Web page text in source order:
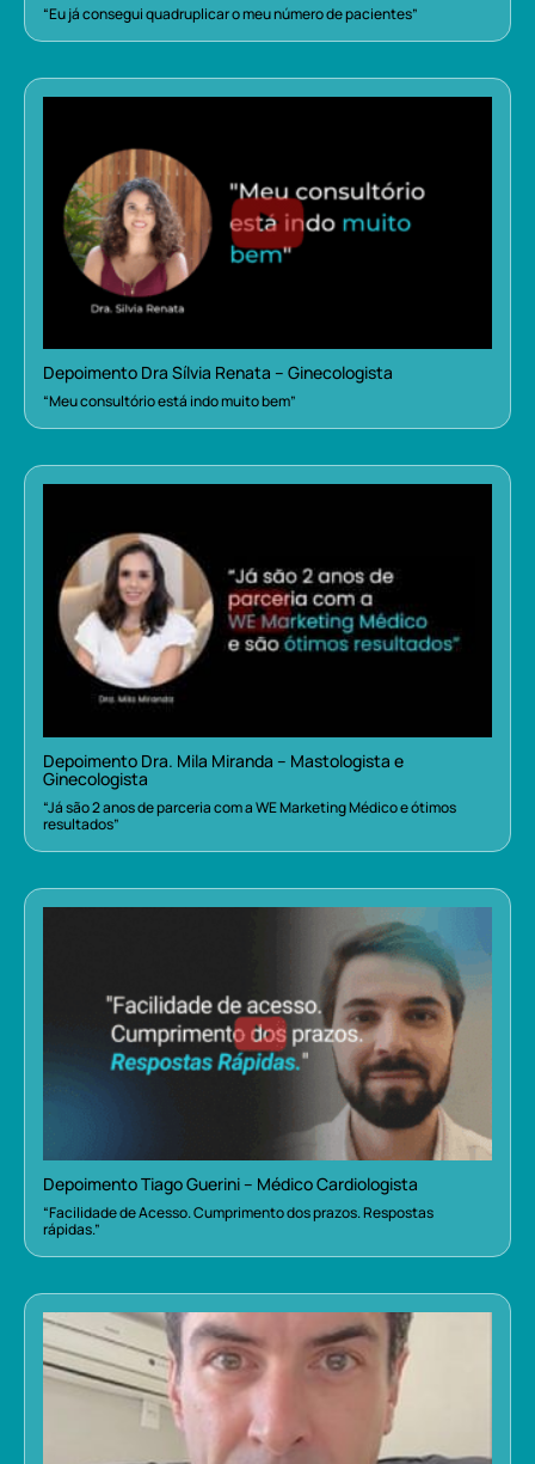
“Eu já consegui quadruplicar o meu número de pacientes”
Depoimento Dra Sílvia Renata – Ginecologista
“Meu consultório está indo muito bem”
Depoimento Dra. Mila Miranda – Mastologista e
Ginecologista
“Já são 2 anos de parceria com a WE Marketing Médico e ótimos
resultados”
Depoimento Tiago Guerini – Médico Cardiologista
“Facilidade de Acesso. Cumprimento dos prazos. Respostas
rápidas.”